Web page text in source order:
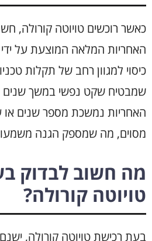
כאשר רוכשים טויוטה קורולה,
האחריות המלאה המוצעת על ידי
כיסוי למגוון רחב של תקלות
שמבטיח שקט נפשי במשך שנים
האחריות נמשכת מספר שנים או
מסוים, מה שמספק הגנה
מה חשוב לבדוק
טויוטה קורולה?
בעת רכישת טויוטה קורולה,